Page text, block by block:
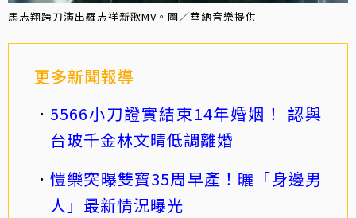
馬志翔跨刀演出羅志祥新歌MV。圖／華納音樂提供
更多新聞報導
5566小刀證實結束14年婚姻！ 認與
台玻千金林文晴低調離婚
愷樂突曝雙寶35周早產！曬「身邊男
人」最新情況曝光